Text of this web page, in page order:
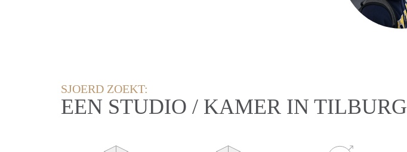
SJOERD ZOEKT:
EEN STUDIO / KAMER IN TILBURG